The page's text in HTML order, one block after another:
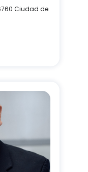
Ciudad de